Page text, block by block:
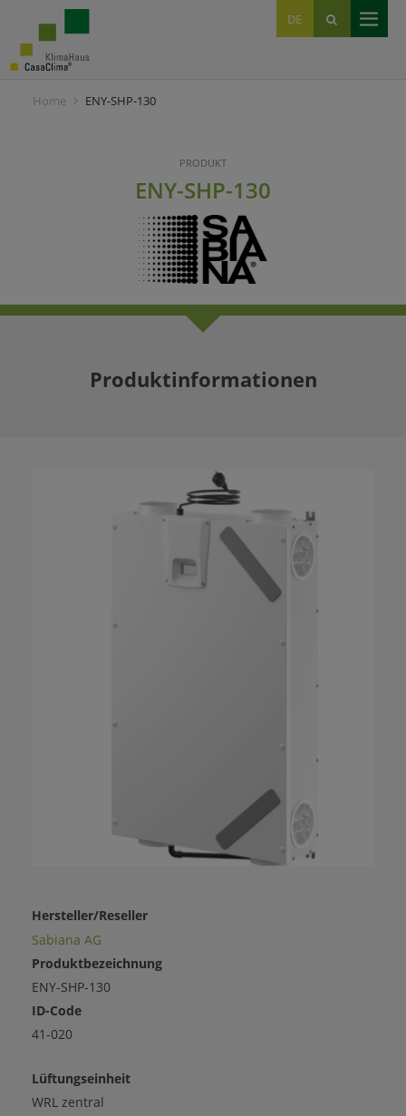
DE
IT
EN
Home ENY-SHP-130
PRODUKT
ENY-SHP-130
Produktinformationen
Hersteller/Reseller
Sabiana AG
Produktbezeichnung
ENY-SHP-130
ID-Code
41-020
Lüftungseinheit
WRL zentral